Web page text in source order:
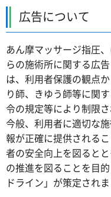
広告について
あん摩マッサージ指圧
らの施術所に関する広
は、利用者保護の観点
り師、きゆう師等に関
令の規定等により制限さ
今般、利用者に適切な
報が正確に提供される
者の安全向上を図ると
の推進を図ることを目
ドライン」が策定されま